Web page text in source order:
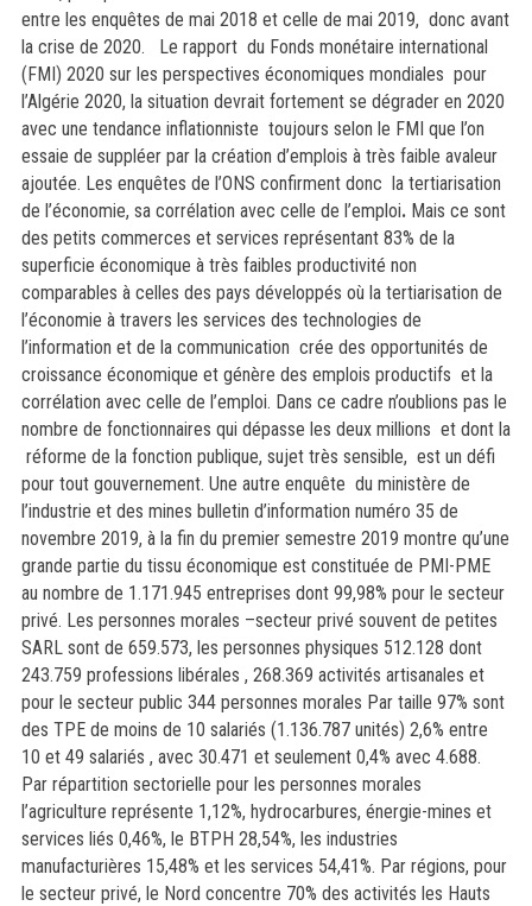
entre les enquêtes de mai 2018 et celle de mai 2019, donc avant
la crise de 2020.
Le rapport du Fonds monétaire international
(FMI) 2020 sur les perspectives économiques mondiales pour
l’Algérie 2020, la situation devrait fortement se dégrader en 2020
avec une tendance inflationniste toujours selon le FMI que l’on
essaie de suppléer par la création d’emplois à très faible avaleur
ajoutée. Les enquêtes de l’ONS confirment donc la tertiarisation
de l’économie, sa corrélation avec celle de l’emploi.Mais ce sont
des petits commerces et services représentant 83% de la
superficie économique à très faibles productivité non
comparables à celles des pays développés où la tertiarisation de
l’économie à travers les services des technologies de
l’information et de la communication crée des opportunités de
croissance économique et génère des emplois productifs et la
corrélation avec celle de l’emploi. Dans ce cadre n’oublions pas le
nombre de fonctionnaires qui dépasse les deux millions et dont la
réforme de la fonction publique, sujet très sensible, est un défi
pour tout gouvernement. Une autre enquête du ministère de
l’industrie et des mines bulletin d’information numéro 35 de
novembre 2019, à la fin du premier semestre 2019 montre qu’une
grande partie du tissu économique est constituée de PMI-PME
au nombre de 1.171.945 entreprises dont 99,98% pour le secteur
privé. Les personnes morales –secteur privé souvent de petites
SARL sont de 659.573, les personnes physiques 512.128 dont
243.759 professions libérales , 268.369 activités artisanales et
pour le secteur public 344 personnes morales Par taille 97% sont
des TPE de moins de 10 salariés (1.136.787 unités) 2,6% entre
10 et 49 salariés , avec 30.471 et seulement 0,4% avec 4.688.
Par répartition sectorielle pour les personnes morales
l’agriculture représente 1,12%, hydrocarbures, énergie-mines et
services liés 0,46%, le BTPH 28,54%, les industries
manufacturières 15,48% et les services 54,41%. Par régions, pour
le secteur privé, le Nord concentre 70% des activités les Hauts